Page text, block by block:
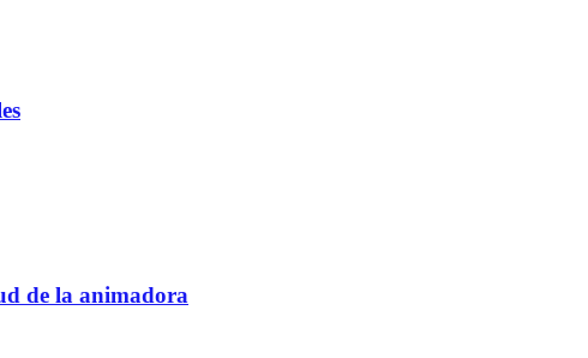
de la animadora